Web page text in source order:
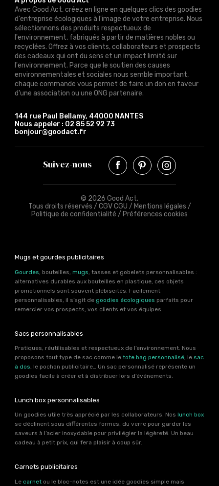
Avec Good Act, créez en ligne en quelques clics des goodies
d'entreprise écologiques à l'image de votre entreprise. Nous
sélectionnons des produits respectueux de
l'environnement, fabriqués à partir de matières nobles ou
recyclées. Offrez à vos clients, collaborateurs et prospects
des cadeaux qui ont du sens et un impact limité sur
l'environnement. Parce que le soutien des causes
environnementales et sociales nous semble important,
chaque commande vous permet de faire un don en faveur
d'une association ou une ONG partenaire.
144 rue Paul Bellamy, 44000 NANTES
Nous appeler : 02 85 52 92 73
bonjour@goodact.fr
Suivez-nous
© 2026 Good Act.
Tous droits réservés / CGV CGU / Mentions légales /
Politique de confidentialité / Préférences cookies
Mugs et gourdes publicitaires
Gourdes , bouteilles, mugs , tasses et gobelets personnalisables :
alternatives durables aux bouteilles en plastique, ces objets
promotionnels sont souvent plébiscités. Facilement
personnalisables, il s’agit de goodies écologiques parfaits pour
remercier vos prospects, vos clients et vos équipes.
Sacs personnalisables
Pratiques, réutilisables et respectueux de l’environnement. Nous
proposons tout type de sac comme le tote bag personnalisé, le sac
à dos, le pochon publicitaire… Un sac personnalisé représente un
goodies facile à créer et à distribuer lors d’événements.
Lunch box personnalisables
Un goodies utile très apprécié par les collaborateurs. Nos lunch box
se déclinent sous différentes formes, du verre pour garder les
saveurs à l’acier inoxydable pour privilégier la légèreté. Un beau
cadeau à petit prix, qui fera plaisir à coup sûr.
Carnets publicitaires
Le carnet ou le bloc-notes est une idée goodies simple mais